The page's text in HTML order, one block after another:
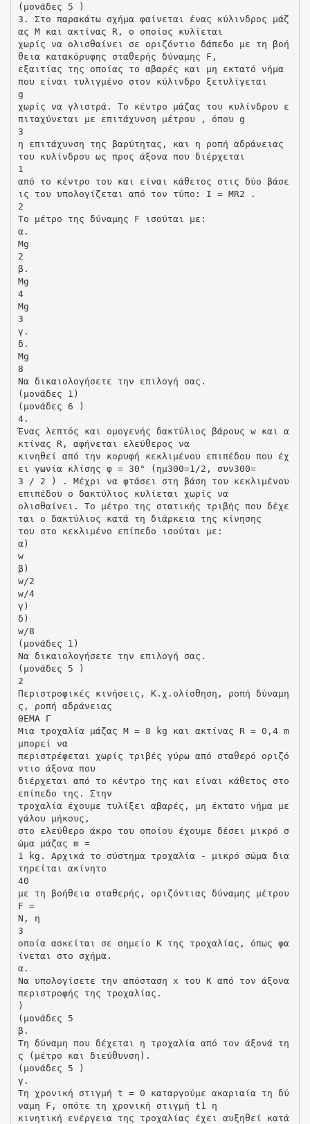
(μονάδες 5 )
3. Στο παρακάτω σχήμα φαίνεται ένας κύλινδρος μάζ
ας Μ και ακτίνας R, ο οποίος κυλίεται
χωρίς να ολισθαίνει σε οριζόντιο δάπεδο με τη βοή
θεια κατακόρυφης σταθερής δύναμης F,
εξαιτίας της οποίας το αβαρές και μη εκτατό νήμα
που είναι τυλιγμένο στον κύλινδρο ξετυλίγεται
g
χωρίς να γλιστρά. Το κέντρο μάζας του κυλίνδρου ε
πιταχύνεται με επιτάχυνση μέτρου , όπου g
3
η επιτάχυνση της βαρύτητας, και η ροπή αδράνειας
του κυλίνδρου ως προς άξονα που διέρχεται
1
από το κέντρο του και είναι κάθετος στις δύο βάσε
ις του υπολογίζεται από τον τύπο: I = MR2 .
2
Το μέτρο της δύναμης F ισούται με:
α.
Mg
2
β.
Mg
4
Mg
3
γ.
δ.
Mg
8
Να δικαιολογήσετε την επιλογή σας.
(μονάδες 1)
(μονάδες 6 )
4.
Ένας λεπτός και ομογενής δακτύλιος βάρους w και α
κτίνας R, αφήνεται ελεύθερος να
κινηθεί από την κορυφή κεκλιμένου επιπέδου που έχ
ει γωνία κλίσης φ = 30° (ημ300=1/2, συν300=
3 / 2 ) . Μέχρι να φτάσει στη βάση του κεκλιμένου
επιπέδου ο δακτύλιος κυλίεται χωρίς να
ολισθαίνει. Το μέτρο της στατικής τριβής που δέχε
ται ο δακτύλιος κατά τη διάρκεια της κίνησης
του στο κεκλιμένο επίπεδο ισούται με:
α)
w
β)
w/2
w/4
γ)
δ)
w/8
(μονάδες 1)
Να δικαιολογήσετε την επιλογή σας.
(μονάδες 5 )
2
Περιστροφικές κινήσεις, Κ.χ.ολίσθηση, ροπή δύναμη
ς, ροπή αδράνειας
ΘΕΜΑ Γ
Μια τροχαλία μάζας Μ = 8 kg και ακτίνας R = 0,4 m
μπορεί να
περιστρέφεται χωρίς τριβές γύρω από σταθερό οριζό
ντιο άξονα που
διέρχεται από το κέντρο της και είναι κάθετος στο
επίπεδο της. Στην
τροχαλία έχουμε τυλίξει αβαρές, μη έκτατο νήμα με
γάλου μήκους,
στο ελεύθερο άκρο του οποίου έχουμε δέσει μικρό σ
ώμα μάζας m =
1 kg. Αρχικά το σύστημα τροχαλία - μικρό σώμα δια
τηρείται ακίνητο
40
με τη βοήθεια σταθερής, οριζόντιας δύναμης μέτρου
F =
Ν, η
3
οποία ασκείται σε σημείο Κ της τροχαλίας, όπως φα
ίνεται στο σχήμα.
α.
Να υπολογίσετε την απόσταση x του Κ από τον άξονα
περιστροφής της τροχαλίας.
)
(μονάδες 5
β.
Τη δύναμη που δέχεται η τροχαλία από τον άξονά τη
ς (μέτρο και διεύθυνση).
(μονάδες 5 )
γ.
Τη χρονική στιγμή t = 0 καταργούμε ακαριαία τη δύ
ναμη F, οπότε τη χρονική στιγμή t1 η
κινητική ενέργεια της τροχαλίας έχει αυξηθεί κατά